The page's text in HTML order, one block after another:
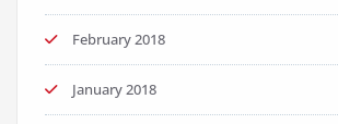
February 2018
January 2018